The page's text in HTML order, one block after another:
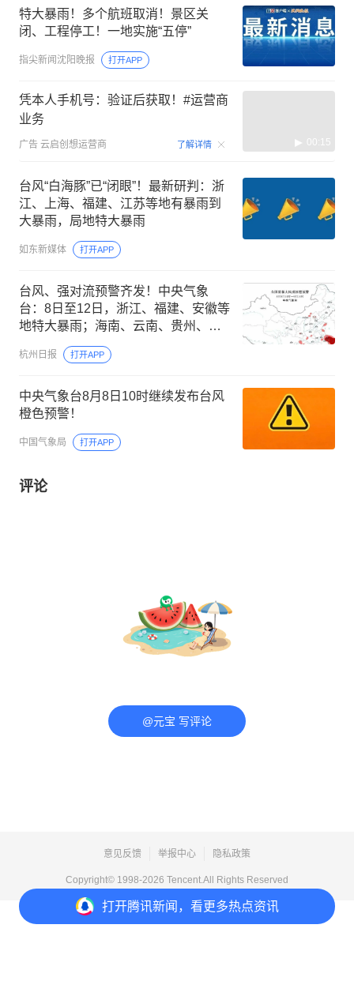
打开腾讯新闻，看更多热点资讯
特大暴雨！多个航班取消！景区关
闭、工程停工！一地实施“五停”
指尖新闻沈阳晚报 打开APP
凭本人手机号：验证后获取！#运营商
业务
广告 云启创想运营商 了解详情 00:15
台风“白海豚”已“闭眼”！最新研判：浙
江、上海、福建、江苏等地有暴雨到
大暴雨，局地特大暴雨
如东新媒体 打开APP
台风、强对流预警齐发！中央气象
台：8日至12日，浙江、福建、安徽等
地特大暴雨；海南、云南、贵州、重
庆、河北、河南、四川局地有大暴雨
杭州日报 打开APP
中央气象台8月8日10时继续发布台风
橙色预警！
中国气象局 打开APP
评论
@元宝 写评论
意见反馈 举报中心 隐私政策
Copyright© 1998-2026 Tencent.All Rights Reserved